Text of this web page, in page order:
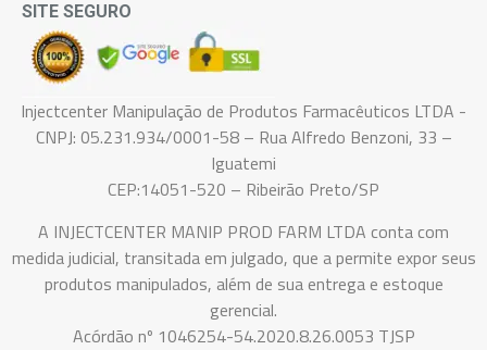
SITE SEGURO
Injectcenter Manipulação de Produtos Farmacêuticos LTDA -
CNPJ: 05.231.934/0001-58 – Rua Alfredo Benzoni, 33 –
Iguatemi
CEP:14051-520 – Ribeirão Preto/SP
A INJECTCENTER MANIP PROD FARM LTDA conta com
medida judicial, transitada em julgado, que a permite expor seus
produtos manipulados, além de sua entrega e estoque
gerencial.
Acórdão nº 1046254-54.2020.8.26.0053 TJSP